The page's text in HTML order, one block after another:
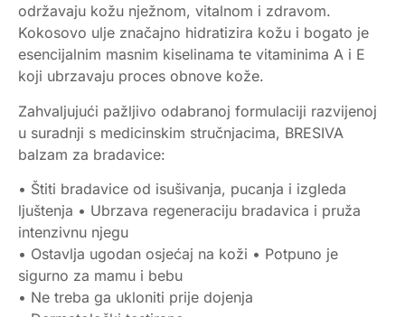
održavaju kožu nježnom, vitalnom i zdravom.
Kokosovo ulje značajno hidratizira kožu i bogato je
esencijalnim masnim kiselinama te vitaminima A i E
koji ubrzavaju proces obnove kože.
Zahvaljujući pažljivo odabranoj formulaciji razvijenoj
u suradnji s medicinskim stručnjacima, BRESIVA
balzam za bradavice:
• Štiti bradavice od isušivanja, pucanja i izgleda
ljuštenja • Ubrzava regeneraciju bradavica i pruža
intenzivnu njegu
• Ostavlja ugodan osjećaj na koži • Potpuno je
sigurno za mamu i bebu
• Ne treba ga ukloniti prije dojenja